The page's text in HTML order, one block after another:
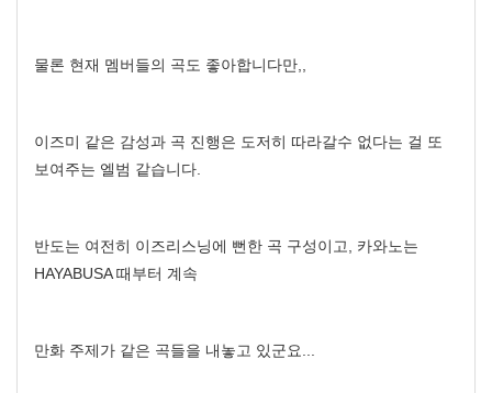
물론 현재 멤버들의 곡도 좋아합니다만,,
이즈미 같은 감성과 곡 진행은 도저히 따라갈수 없다는 걸 또
보여주는 엘범 같습니다.
반도는 여전히 이즈리스닝에 뻔한 곡 구성이고, 카와노는
HAYABUSA 때부터 계속
만화 주제가 같은 곡들을 내놓고 있군요...